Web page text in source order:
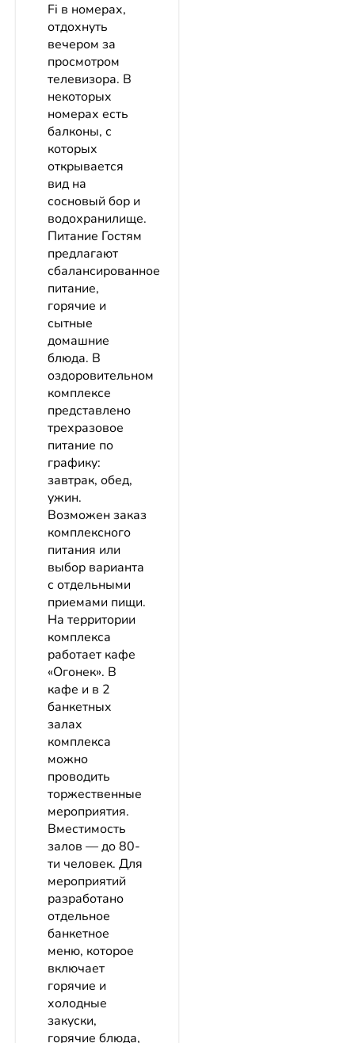
Fi в номерах,
отдохнуть
вечером за
просмотром
телевизора. В
некоторых
номерах есть
балконы, с
которых
открывается
вид на
сосновый бор и
водохранилище.
Питание Гостям
предлагают
сбалансированное
питание,
горячие и
сытные
домашние
блюда. В
оздоровительном
комплексе
представлено
трехразовое
питание по
графику:
завтрак, обед,
ужин.
Возможен заказ
комплексного
питания или
выбор варианта
с отдельными
приемами пищи.
На территории
комплекса
работает кафе
«Огонек». В
кафе и в 2
банкетных
залах
комплекса
можно
проводить
торжественные
мероприятия.
Вместимость
залов — до 80-
ти человек. Для
мероприятий
разработано
отдельное
банкетное
меню, которое
включает
горячие и
холодные
закуски,
горячие блюда,